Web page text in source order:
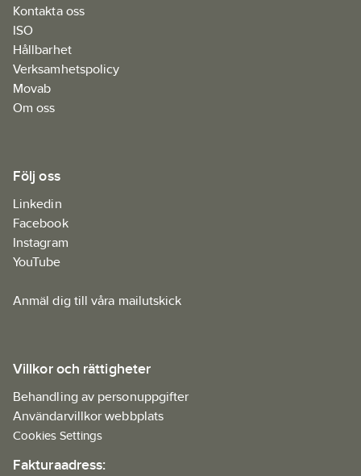
Kontakta oss
ISO
Hållbarhet
Verksamhetspolicy
Movab
Om oss
Följ oss
Linkedin
Facebook
Instagram
YouTube
Anmäl dig till våra mailutskick
Villkor och rättigheter
Behandling av personuppgifter
Användarvillkor webbplats
Cookies Settings
Fakturaadress: